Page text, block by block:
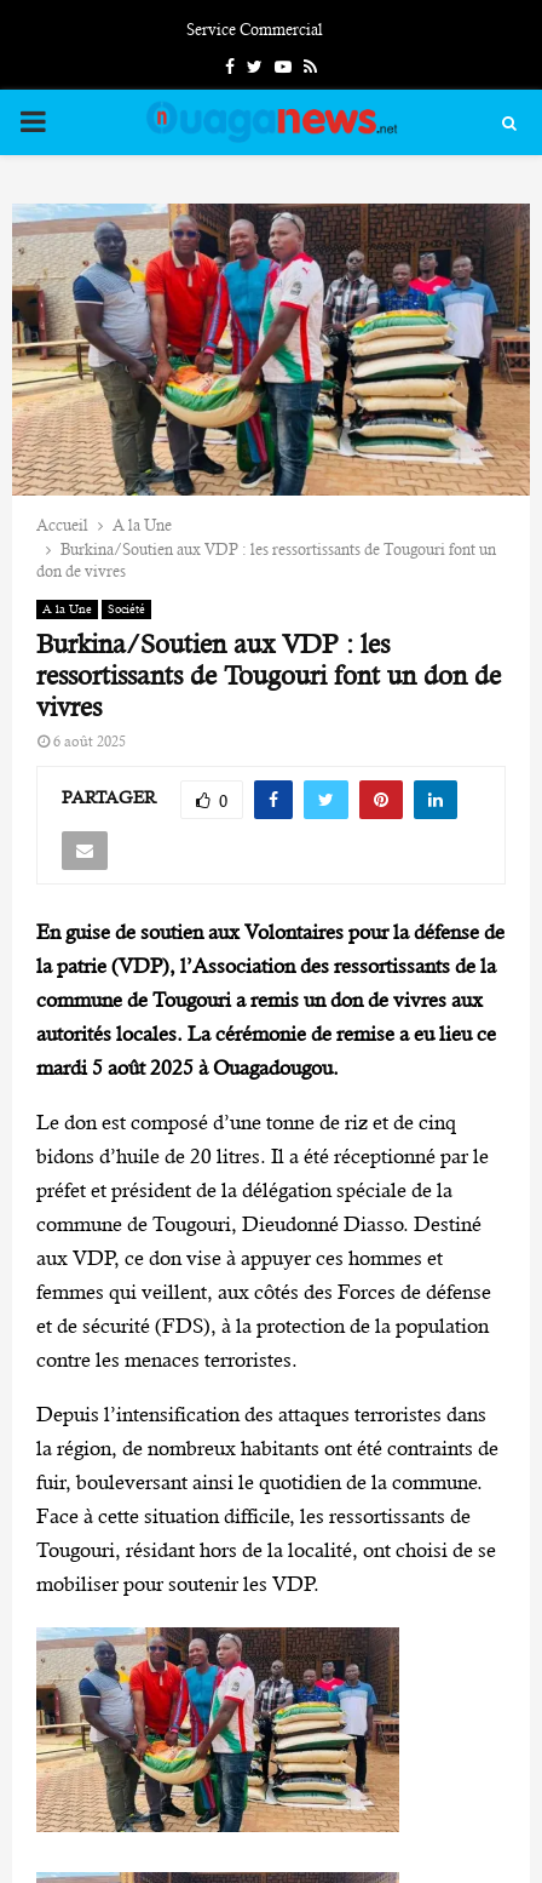
Service Commercial
FacebookTwitterYoutube
Rss
PRIMARY
Accueil
A la Une
Burkina/Soutien aux VDP : les ressortissants de Tougouri font un
don de vivres
A la Une Société
Burkina/Soutien aux VDP : les
ressortissants de Tougouri font un don de
vivres
6 août 2025
PARTAGER 0
En guise de soutien aux Volontaires pour la défense de
la patrie (VDP), l’Association des ressortissants de la
commune de Tougouri a remis un don de vivres aux
autorités locales. La cérémonie de remise a eu lieu ce
mardi 5 août 2025 à Ouagadougou.
Le don est composé d’une tonne de riz et de cinq
bidons d’huile de 20 litres. Il a été réceptionné par le
préfet et président de la délégation spéciale de la
commune de Tougouri, Dieudonné Diasso. Destiné
aux VDP, ce don vise à appuyer ces hommes et
femmes qui veillent, aux côtés des Forces de défense
et de sécurité (FDS), à la protection de la population
contre les menaces terroristes.
Depuis l’intensification des attaques terroristes dans
la région, de nombreux habitants ont été contraints de
fuir, bouleversant ainsi le quotidien de la commune.
Face à cette situation difficile, les ressortissants de
Tougouri, résidant hors de la localité, ont choisi de se
mobiliser pour soutenir les VDP.